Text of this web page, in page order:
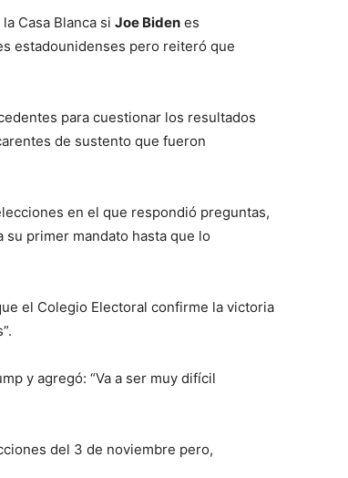
Casa Blanca si Joe Biden es
estadounidenses pero reiteró que
para cuestionar los resultados
de sustento que fueron
en el que respondió preguntas,
primer mandato hasta que lo
el Colegio Electoral confirme la victoria
y agregó: “Va a ser muy difícil
del 3 de noviembre pero,